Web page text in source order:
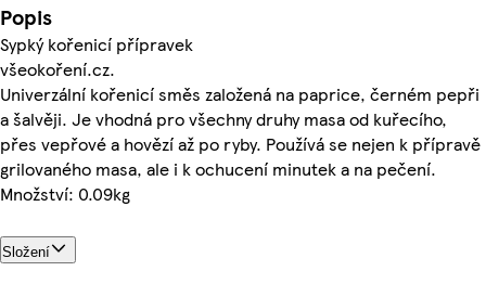
Popis
Sypký kořenicí přípravek
všeokoření.cz.
Univerzální kořenicí směs založená na paprice, černém pepři
a šalvěji. Je vhodná pro všechny druhy masa od kuřecího,
přes vepřové a hovězí až po ryby. Používá se nejen k přípravě
grilovaného masa, ale i k ochucení minutek a na pečení.
Množství: 0.09kg
Složení